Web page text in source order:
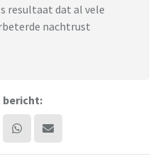
resultaat dat al vele
nachtrust
bericht: